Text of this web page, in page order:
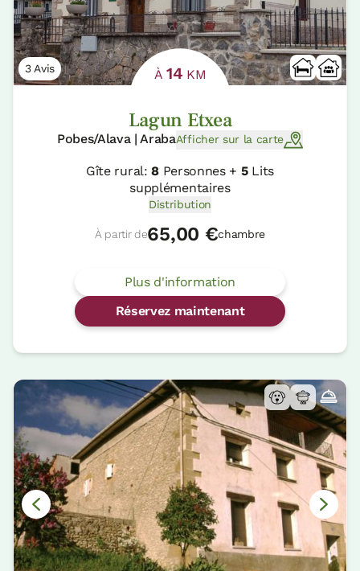
3 Avis À 14 KM
Lagun Etxea
Pobes/Alava | ArabaAfficher sur la carte
Gîte rural:8Personnes + 5Lits
supplémentaires
Distribution
À partir de65,00 €chambre
Plus d'information
Réservez maintenant